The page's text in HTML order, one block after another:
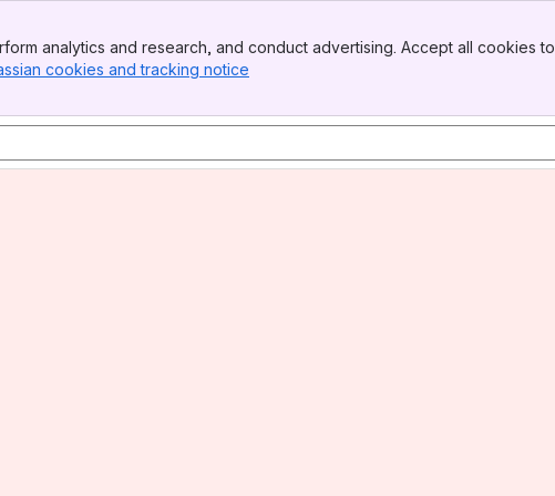
analytics and research, and conduct advertising. Accept all cookies to
cookies and tracking notice